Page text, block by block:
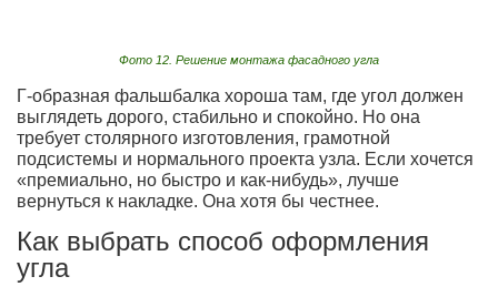
Фото 12. Решение монтажа фасадного угла
Г-образная фальшбалка хороша там, где угол должен
выглядеть дорого, стабильно и спокойно. Но она
требует столярного изготовления, грамотной
подсистемы и нормального проекта узла. Если хочется
«премиально, но быстро и как-нибудь», лучше
вернуться к накладке. Она хотя бы честнее.
Как выбрать способ оформления
угла